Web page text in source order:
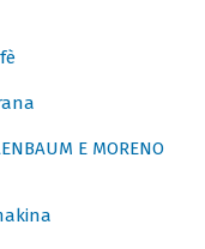
E MORENO